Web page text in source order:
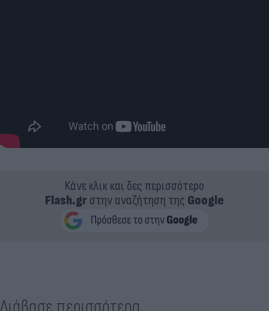
Κάνε κλικ και δες περισσότερο
Flash.grστην αναζήτηση της Google